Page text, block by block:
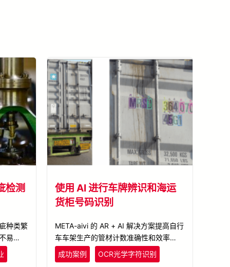
检测
种类繁
易观
时的亮
执行
使用 AI 进行车牌辨识和海运
货柜号码识别
META-aivi 的 AR + AI 解决方案提高自行
车车架生产的管材计数准确性和效率，减
少错误并提升生产力。
成功案例 OCR光学字符识别